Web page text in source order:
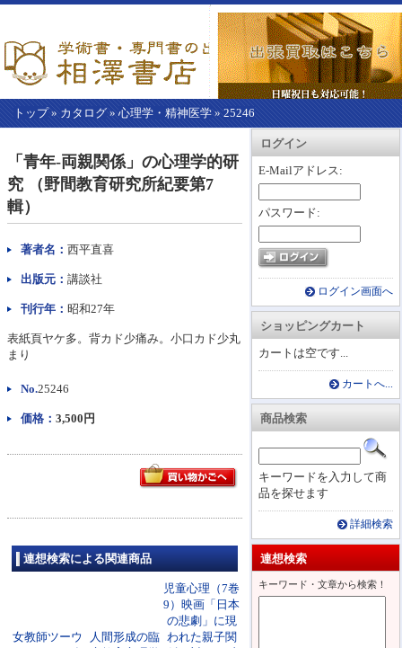
トップ» カタログ » 心理学・精神医学 » 25246
カートを見る
ログイン
E-Mailアドレス:
パスワード:
ログイン画面へ
ショッピングカート
カートは空です...
カートへ...
商品検索
キーワードを入力して商
品を探せます
詳細検索
連想検索
キーワード・文章から検索！
ら
本
文】
「青年-両親関係」の心理学的研
究 （野間教育研究所紀要第7
輯）
著者名： 西平直喜
出版元： 講談社
刊行年： 昭和27年
表紙頁ヤケ多。背カド少痛み。小口カド少丸
まり
No.25246
価格： 3,500円
連想検索による関連商品
女教師ツーウ
人間形成の臨
児童心理（7巻
9）映画「日本
の悲劇」に現
われた親子関